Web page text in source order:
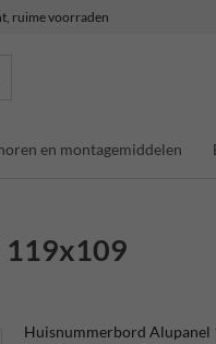
ruime voorraden
en montagemiddelen
119x109
Huisnummerbord Alupanel